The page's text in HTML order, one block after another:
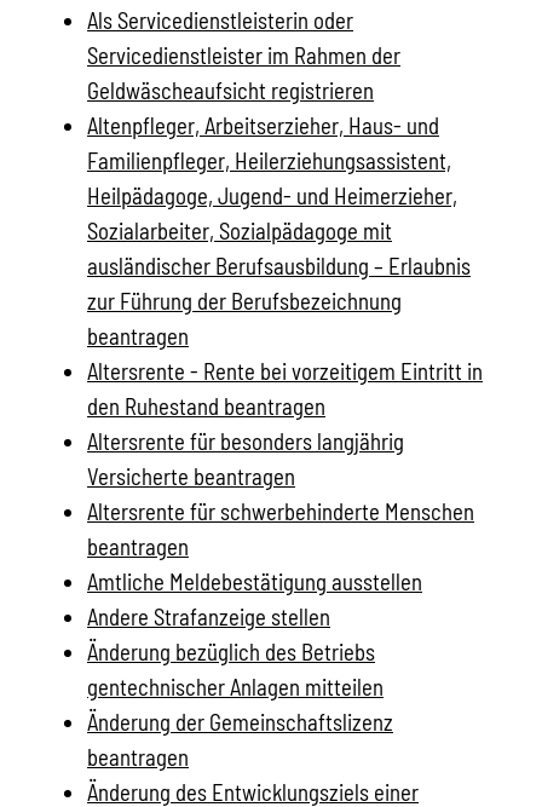
Als Servicedienstleisterin oder
Servicedienstleister im Rahmen der
Geldwäscheaufsicht registrieren
Altenpfleger, Arbeitserzieher, Haus- und
Familienpfleger, Heilerziehungsassistent,
Heilpädagoge, Jugend- und Heimerzieher,
Sozialarbeiter, Sozialpädagoge mit
ausländischer Berufsausbildung – Erlaubnis
zur Führung der Berufsbezeichnung
beantragen
Altersrente - Rente bei vorzeitigem Eintritt in
den Ruhestand beantragen
Altersrente für besonders langjährig
Versicherte beantragen
Altersrente für schwerbehinderte Menschen
beantragen
Amtliche Meldebestätigung ausstellen
Andere Strafanzeige stellen
Änderung bezüglich des Betriebs
gentechnischer Anlagen mitteilen
Änderung der Gemeinschaftslizenz
beantragen
Änderung des Entwicklungsziels einer